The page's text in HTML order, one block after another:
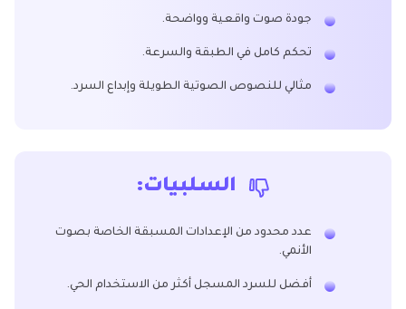
جودة صوت واقعية وواضحة.
تحكم كامل في الطبقة والسرعة.
مثالي للنصوص الصوتية الطويلة وإبداع السرد.
السلبيات:
عدد محدود من الإعدادات المسبقة الخاصة بصوت
الأنمي.
أفضل للسرد المسجل أكثر من الاستخدام الحي.